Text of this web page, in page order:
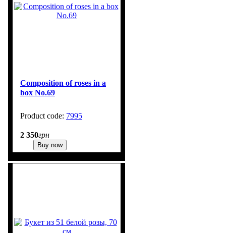
Composition of roses in a
box No.69
7995
2 350грн
Buy now